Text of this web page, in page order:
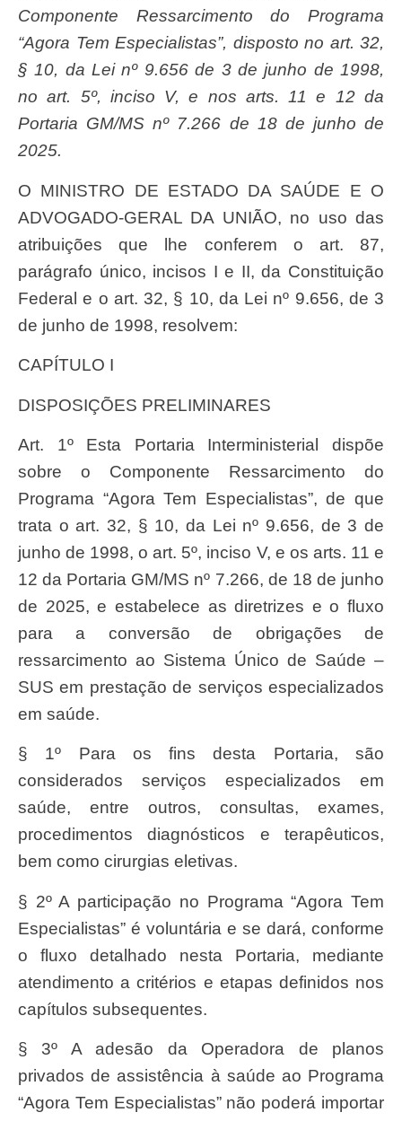
Componente Ressarcimento do Programa
“Agora Tem Especialistas”, disposto no art. 32,
§ 10, da Lei nº 9.656 de 3 de junho de 1998,
no art. 5º, inciso V, e nos arts. 11 e 12 da
Portaria GM/MS nº 7.266 de 18 de junho de
2025.
O MINISTRO DE ESTADO DA SAÚDE E O
ADVOGADO-GERAL DA UNIÃO, no uso das
atribuições que lhe conferem o art. 87,
parágrafo único, incisos I e II, da Constituição
Federal e o art. 32, § 10, da Lei nº 9.656, de 3
de junho de 1998, resolvem:
CAPÍTULO I
DISPOSIÇÕES PRELIMINARES
Art. 1º Esta Portaria Interministerial dispõe
sobre o Componente Ressarcimento do
Programa “Agora Tem Especialistas”, de que
trata o art. 32, § 10, da Lei nº 9.656, de 3 de
junho de 1998, o art. 5º, inciso V, e os arts. 11 e
12 da Portaria GM/MS nº 7.266, de 18 de junho
de 2025, e estabelece as diretrizes e o fluxo
para a conversão de obrigações de
ressarcimento ao Sistema Único de Saúde –
SUS em prestação de serviços especializados
em saúde.
§ 1º Para os fins desta Portaria, são
considerados serviços especializados em
saúde, entre outros, consultas, exames,
procedimentos diagnósticos e terapêuticos,
bem como cirurgias eletivas.
§ 2º A participação no Programa “Agora Tem
Especialistas” é voluntária e se dará, conforme
o fluxo detalhado nesta Portaria, mediante
atendimento a critérios e etapas definidos nos
capítulos subsequentes.
§ 3º A adesão da Operadora de planos
privados de assistência à saúde ao Programa
“Agora Tem Especialistas” não poderá importar